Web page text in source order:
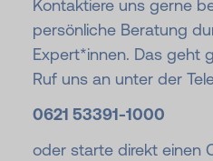
Kontaktiere uns gerne
persönliche Beratung
Expert*innen. Das geht
Ruf uns an unter der
0621 53391-1000
oder starte direkt einen